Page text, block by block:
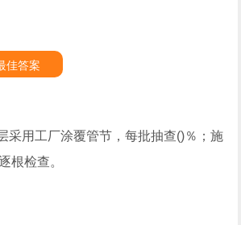
佳答案
采用工厂涂覆管节，每批抽查()％；施
根检查。